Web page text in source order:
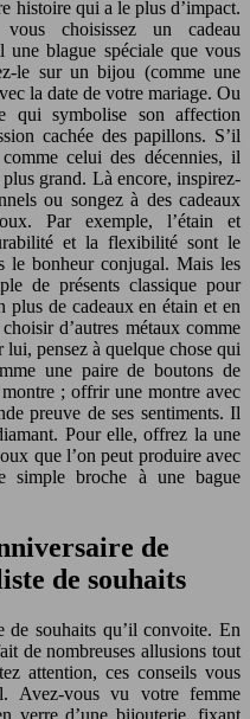
histoire qui a le plus d’impact.
choisissez un cadeau
une blague spéciale que vous
le sur un bijou (comme une
la date de votre mariage. Ou
symbolise son affection
cachée des papillons. S’il
celui des décennies, il
grand. Là encore, inspirez-
ou songez à des cadeaux
Par exemple, l’étain et
et la flexibilité sont le
le bonheur conjugal. Mais les
de présents classique pour
plus de cadeaux en étain et en
d’autres métaux comme
pensez à quelque chose qui
une paire de boutons de
; offrir une montre avec
preuve de ses sentiments. Il
Pour elle, offrez la une
que l’on peut produire avec
simple broche à une bague
de
de souhaits
de souhaits qu’il convoite. En
de nombreuses allusions tout
attention, ces conseils vous
Avez-vous vu votre femme